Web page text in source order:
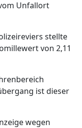
Unfallort
stellte
von 2,11
ist dieser
wegen